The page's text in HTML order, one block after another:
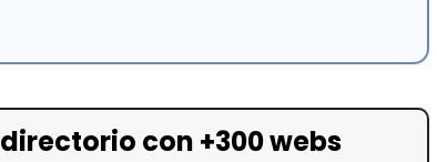
con +300 webs